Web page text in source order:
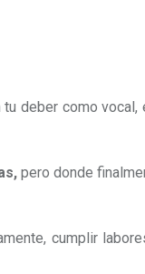
deber como vocal,
pero donde
cumplir